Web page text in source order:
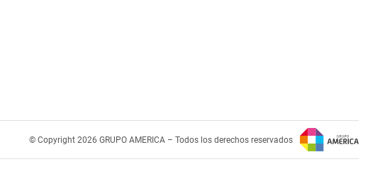
© Copyright 2026 GRUPO AMERICA – Todos los derechos reservados